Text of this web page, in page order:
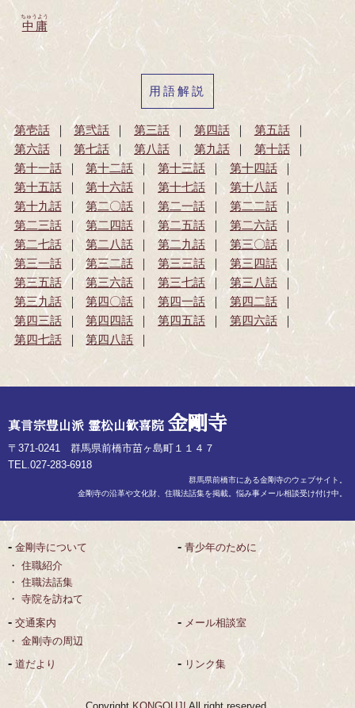
中庸
ちゅうよう
用語解説
第壱話 第弐話 第三話 第四話
第五話
第六話
第七話 第八話 第九話
第十話
第十一話
第十二話 第十三話
第十四話
第十五話
第十六話 第十七話
第十八話
第十九話
第二〇話 第二一話
第二二話
第二三話
第二四話 第二五話
第二六話
第二七話
第二八話 第二九話
第三〇話
第三一話
第三二話 第三三話
第三四話
第三五話
第三六話 第三七話
第三八話
第三九話
第四〇話 第四一話
第四二話
第四三話
第四四話 第四五話
第四六話
第四七話
第四八話
真言宗豊山派 霊松山歓喜院金剛寺
〒371-0241 群馬県前橋市苗ヶ島町１１４７
TEL.027-283-6918
群馬県前橋市にある金剛寺のウェブサイト。
金剛寺の沿革や文化財、住職法話集を掲載。悩み事メール相談受け付け中。
金剛寺について
住職紹介
住職法話集
寺院を訪ねて
青少年のために
交通案内
金剛寺の周辺
メール相談室
道だより リンク集